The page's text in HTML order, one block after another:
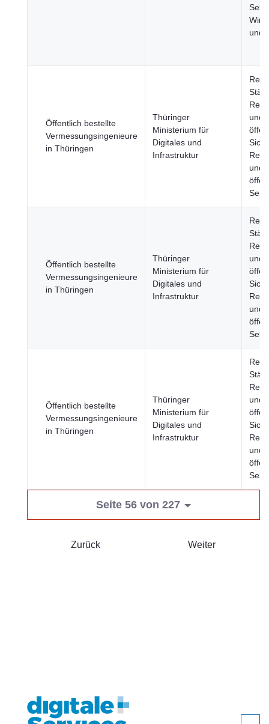
und
Öffentlich bestellte
Vermessungsingenieure
in Thüringen
Thüringer
Ministerium für
Digitales und
Infrastruktur
und
und
Öffentlich bestellte
Vermessungsingenieure
in Thüringen
Thüringer
Ministerium für
Digitales und
Infrastruktur
und
und
Öffentlich bestellte
Vermessungsingenieure
in Thüringen
Thüringer
Ministerium für
Digitales und
Infrastruktur
und
und
Seite 56 von 227
Zurück Weiter